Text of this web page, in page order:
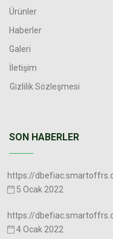
Ürünler
Haberler
Galeri
İletişim
Gizlilik Sözleşmesi
SON HABERLER
https://
5 Ocak 2022
https://
4 Ocak 2022